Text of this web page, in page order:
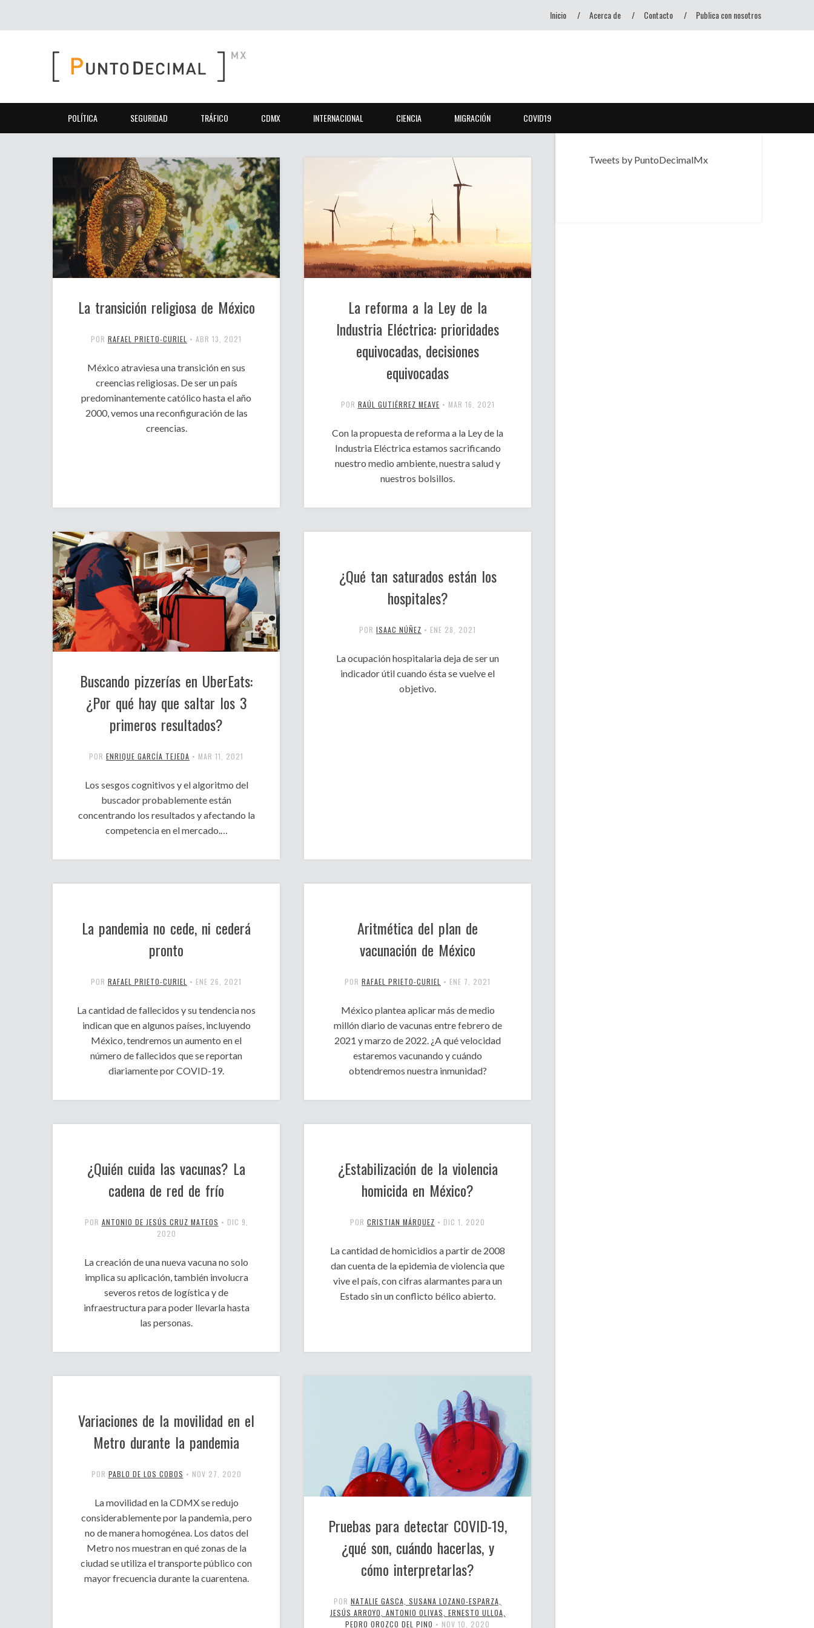
Inicio Acerca de Contacto Publica con nosotros
POLÍTICA SEGURIDAD TRÁFICO CDMX INTERNACIONAL CIENCIA MIGRACIÓN COVID19
La transición religiosa de México
POR RAFAEL PRIETO-CURIEL • ABR 13, 2021
México atraviesa una transición en sus
creencias religiosas. De ser un país
predominantemente católico hasta el año
2000, vemos una reconfiguración de las
creencias.
La reforma a la Ley de la
Industria Eléctrica: prioridades
equivocadas, decisiones
equivocadas
POR RAÚL GUTIÉRREZ MEAVE • MAR 16, 2021
Con la propuesta de reforma a la Ley de la
Industria Eléctrica estamos sacrificando
nuestro medio ambiente, nuestra salud y
nuestros bolsillos.
Buscando pizzerías en UberEats:
¿Por qué hay que saltar los 3
primeros resultados?
POR ENRIQUE GARCÍA TEJEDA • MAR 11, 2021
Los sesgos cognitivos y el algoritmo del
buscador probablemente están
concentrando los resultados y afectando la
competencia en el mercado.…
¿Qué tan saturados están los
hospitales?
POR ISAAC NÚÑEZ • ENE 28, 2021
La ocupación hospitalaria deja de ser un
indicador útil cuando ésta se vuelve el
objetivo.
La pandemia no cede, ni cederá
pronto
POR RAFAEL PRIETO-CURIEL • ENE 26, 2021
La cantidad de fallecidos y su tendencia nos
indican que en algunos países, incluyendo
México, tendremos un aumento en el
número de fallecidos que se reportan
diariamente por COVID-19.
Aritmética del plan de
vacunación de México
POR RAFAEL PRIETO-CURIEL • ENE 7, 2021
México plantea aplicar más de medio
millón diario de vacunas entre febrero de
2021 y marzo de 2022. ¿A qué velocidad
estaremos vacunando y cuándo
obtendremos nuestra inmunidad?
¿Quién cuida las vacunas? La
cadena de red de frío
POR ANTONIO DE JESÚS CRUZ MATEOS • DIC 9,
2020
La creación de una nueva vacuna no solo
implica su aplicación, también involucra
severos retos de logística y de
infraestructura para poder llevarla hasta
las personas.
¿Estabilización de la violencia
homicida en México?
POR CRISTIAN MÁRQUEZ • DIC 1, 2020
La cantidad de homicidios a partir de 2008
dan cuenta de la epidemia de violencia que
vive el país, con cifras alarmantes para un
Estado sin un conflicto bélico abierto.
Variaciones de la movilidad en el
Metro durante la pandemia
POR PABLO DE LOS COBOS • NOV 27, 2020
La movilidad en la CDMX se redujo
considerablemente por la pandemia, pero
no de manera homogénea. Los datos del
Metro nos muestran en qué zonas de la
ciudad se utiliza el transporte público con
mayor frecuencia durante la cuarentena.
Pruebas para detectar COVID-19,
¿qué son, cuándo hacerlas, y
cómo interpretarlas?
POR NATALIE GASCA, SUSANA LOZANO-ESPARZA,
JESÚS ARROYO, ANTONIO OLIVAS, ERNESTO ULLOA,
PEDRO OROZCO DEL PINO • NOV 10, 2020
Tweets by PuntoDecimalMx